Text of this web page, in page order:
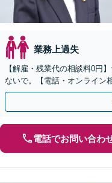
業務上過失
【解雇・残業代の相談料0円
ないで。【電話・オンライン
電話でお問い合わ